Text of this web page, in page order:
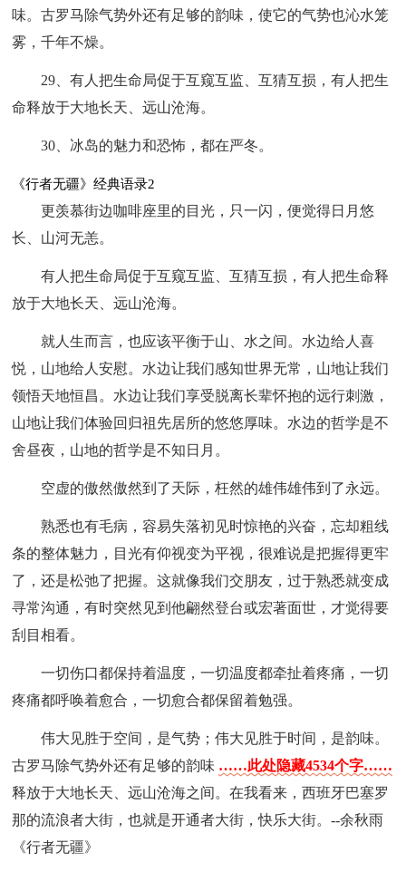
味。古罗马除气势外还有足够的韵味，使它的气势也沁水笼
雾，千年不燥。
29、有人把生命局促于互窥互监、互猜互损，有人把生
命释放于大地长天、远山沧海。
30、冰岛的魅力和恐怖，都在严冬。
《行者无疆》经典语录2
更羡慕街边咖啡座里的目光，只一闪，便觉得日月悠
长、山河无恙。
有人把生命局促于互窥互监、互猜互损，有人把生命释
放于大地长天、远山沧海。
就人生而言，也应该平衡于山、水之间。水边给人喜
悦，山地给人安慰。水边让我们感知世界无常，山地让我们
领悟天地恒昌。水边让我们享受脱离长辈怀抱的远行刺激，
山地让我们体验回归祖先居所的悠悠厚味。水边的哲学是不
舍昼夜，山地的哲学是不知日月。
空虚的傲然傲然到了天际，枉然的雄伟雄伟到了永远。
熟悉也有毛病，容易失落初见时惊艳的兴奋，忘却粗线
条的整体魅力，目光有仰视变为平视，很难说是把握得更牢
了，还是松弛了把握。这就像我们交朋友，过于熟悉就变成
寻常沟通，有时突然见到他翩然登台或宏著面世，才觉得要
刮目相看。
一切伤口都保持着温度，一切温度都牵扯着疼痛，一切
疼痛都呼唤着愈合，一切愈合都保留着勉强。
伟大见胜于空间，是气势；伟大见胜于时间，是韵味。
古罗马除气势外还有足够的韵味 ……此处隐藏4534个字……
释放于大地长天、远山沧海之间。在我看来，西班牙巴塞罗
那的流浪者大街，也就是开通者大街，快乐大街。--余秋雨
《行者无疆》